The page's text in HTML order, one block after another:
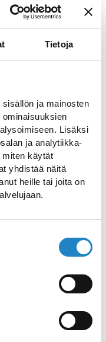
Tietoja
ja mainosten
Lisäksi
ja analytiikka-
miten käytät
yhdistää näitä
heille tai joita on
und eine
über
werden kann.
kostenlos
Grill und
und
können Sie
- ohne
neue
neue Stege
das gute W-